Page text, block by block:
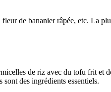
de bananier râpée, etc. La
de riz avec du tofu frit et
sont des ingrédients essentiels.